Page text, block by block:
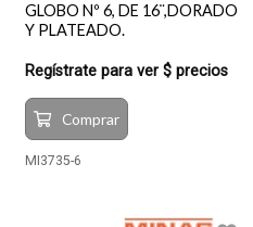
GLOBO Nº 6, DE 16¨,DORADO
Y PLATEADO.
Regístrate para ver $ precios
Comprar
MI3735-6